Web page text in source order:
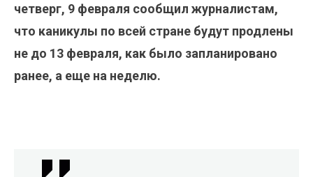
четверг, 9 февраля сообщил журналистам,
что каникулы по всей стране будут продлены
не до 13 февраля, как было запланировано
ранее, а еще на неделю.